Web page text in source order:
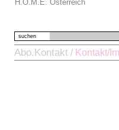
H.O.M.E. Österreich
suchen
Abo.Kontakt / Kontakt/